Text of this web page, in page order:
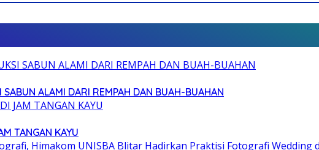
ALAMI DARI REMPAH DAN BUAH-BUAHAN
TANGAN KAYU